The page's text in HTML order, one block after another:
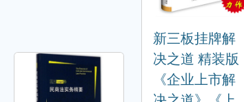
新三板挂牌解
决之道 精装版
《企业上市解